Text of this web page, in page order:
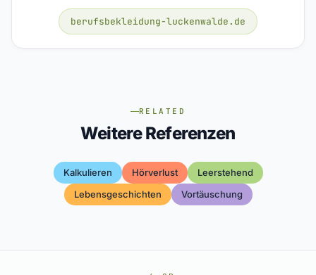
berufsbekleidung-luckenwalde.de
RELATED
Weitere Referenzen
Kalkulieren Hörverlust
Leerstehend
Lebensgeschichten
Vortäuschung